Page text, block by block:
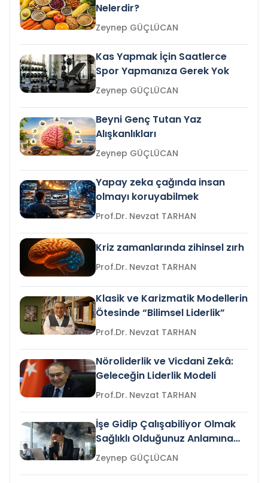
Nelerdir?
Zeynep GÜÇLÜCAN
Kas Yapmak İçin Saatlerce
Spor Yapmanıza Gerek Yok
Zeynep GÜÇLÜCAN
Beyni Genç Tutan Yaz
Alışkanlıkları
Zeynep GÜÇLÜCAN
Yapay zeka çağında insan
olmayı koruyabilmek
Prof.Dr. Nevzat TARHAN
Kriz zamanlarında zihinsel zırh
Prof.Dr. Nevzat TARHAN
Klasik ve Karizmatik Modellerin
Ötesinde “Bilimsel Liderlik”
Prof.Dr. Nevzat TARHAN
Nöroliderlik ve Vicdani Zekâ:
Geleceğin Liderlik Modeli
Prof.Dr. Nevzat TARHAN
İşe Gidip Çalışabiliyor Olmak
Sağlıklı Olduğunuz Anlamına
Gelir mi?Zeynep GÜÇLÜCAN